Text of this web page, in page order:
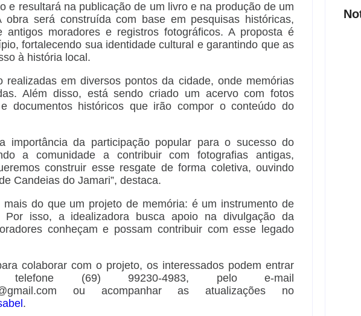
e resultará na publicação de um livro e na produção de um
obra será construída com base em pesquisas históricas,
antigos moradores e registros fotográficos. A proposta é
fortalecendo sua identidade cultural e garantindo que as
à história local.
realizadas em diversos pontos da cidade, onde memórias
Além disso, está sendo criado um acervo com fotos
documentos históricos que irão compor o conteúdo do
importância da participação popular para o sucesso do
a comunidade a contribuir com fotografias antigas,
construir esse resgate de forma coletiva, ouvindo
Candeias do Jamari”, destaca.
do que um projeto de memória: é um instrumento de
Por isso, a idealizadora busca apoio na divulgação da
conheçam e possam contribuir com esse legado
colaborar com o projeto, os interessados podem entrar
(69) 99230-4983, pelo e-mail
ou acompanhar as atualizações no
.